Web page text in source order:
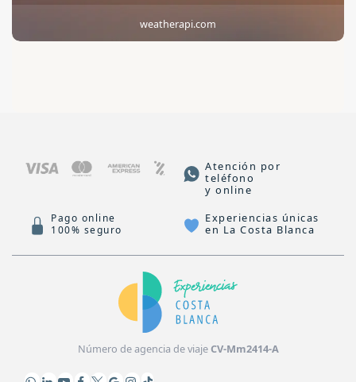
weatherapi.com
Atención por
teléfono
y online
Pago online
100% seguro
Experiencias únicas
en La Costa Blanca
Número de agencia de viajeCV-Mm2414-A